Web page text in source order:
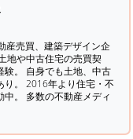
産売買、建築デザイン企
地や中古住宅の売買契
。 自身でも土地、中古
り。 2016年より住宅・不
。 多数の不動産メディ